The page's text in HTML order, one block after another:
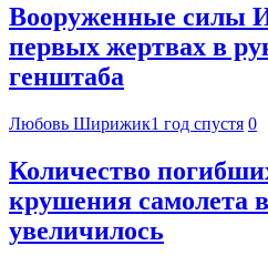
Вооруженные силы
первых жертвах в
генштаба
Любовь Ширижик1 год спустя 0
Количество
крушения самолета
увеличилось